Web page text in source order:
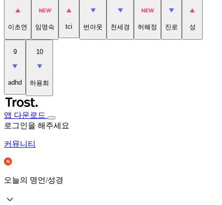
이초연 임명숙 tci 번아웃 천세경 허혜정 진로 성
9
adhd
10
하용희
앱 다운로드
로그인을 해주세요
커뮤니티
오늘의 명언/성경